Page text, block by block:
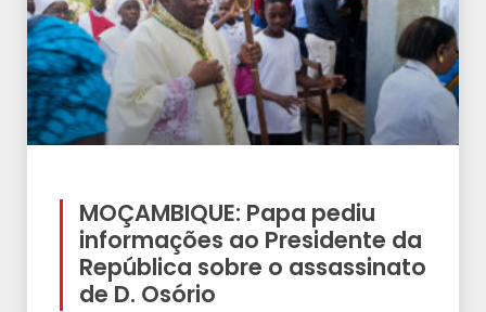
MOÇAMBIQUE: Papa pediu
informações ao Presidente da
República sobre o assassinato
de D. Osório